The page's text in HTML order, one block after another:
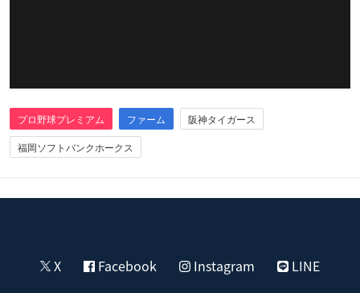
プロ野球プレミアム ファーム
阪神タイガース
福岡ソフトバンクホークス
X Facebook Instagram LINE